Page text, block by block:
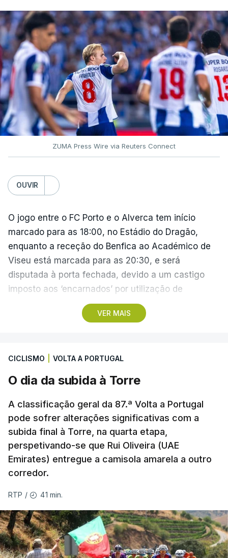
ZUMA Press Wire via Reuters Connect
OUVIR
VER MAIS
O jogo entre o FC Porto e o Alverca tem início
marcado para as 18:00, no Estádio do Dragão,
enquanto a receção do Benfica ao Académico de
Viseu está marcada para as 20:30, e será
disputada à porta fechada, devido a um castigo
imposto aos ‘encarnados’ por utilização de
A jornada fica para já marcada pelo empate 2-2
Amadora, num jogo que os ‘leões estiveram a
vencer por 2-0, e pelo triunfo do regressado
Marítimo na receção ao Casa Pia (1-0).
Programa da 1.ª jornada
Sábado
Marítimo - Casa Pia, 1-0
CICLISMO VOLTA A PORTUGAL
O dia da subida à Torre
A classificação geral da 87.ª Volta a Portugal
pode sofrer alterações significativas com a
subida final à Torre, na quarta etapa,
perspetivando-se que Rui Oliveira (UAE
Emirates) entregue a camisola amarela a outro
corredor.
RTP / 41 min.